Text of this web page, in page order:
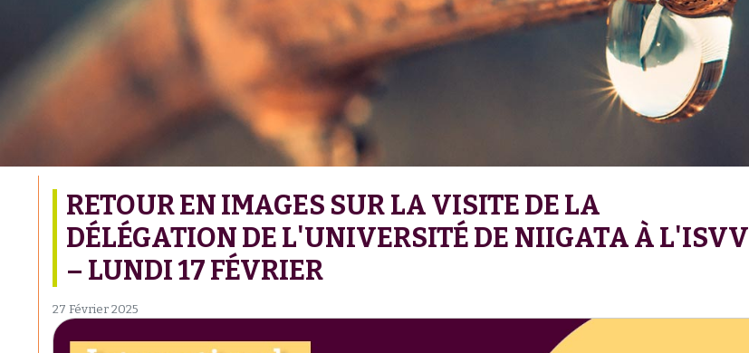
RETOUR EN IMAGES SUR LA VISITE DE LA
DÉLÉGATION DE L'UNIVERSITÉ DE NIIGATA À L'ISVV
– LUNDI 17 FÉVRIER
27 Février 2025